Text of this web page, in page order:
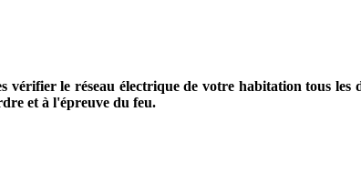
vérifier le réseau électrique de votre habitation tous
et à l'épreuve du feu.